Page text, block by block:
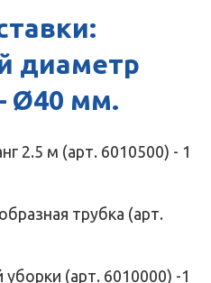
диаметр
Ø40 мм.
2.5 м (арт. 6010500) - 1
трубка (арт.
уборки (арт. 6010000) -1